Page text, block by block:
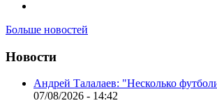
Больше новостей
Новости
Андрей Талалаев: "Несколько
07/08/2026 - 14:42